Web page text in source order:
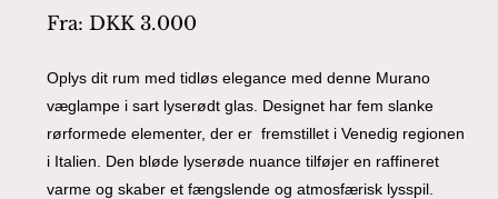
Fra: DKK3.000
Oplys dit rum med tidløs elegance med denne Murano
væglampe i sart lyserødt glas. Designet har fem slanke
rørformede elementer, der er fremstillet i Venedig regionen
i Italien. Den bløde lyserøde nuance tilføjer en raffineret
varme og skaber et fængslende og atmosfærisk lysspil.